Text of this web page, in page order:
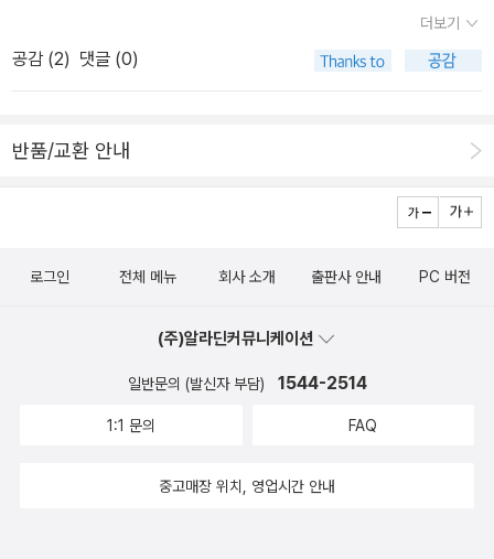
한 자연의 힘이다.'​전세계적으로 열광하는 책이라니 슬프고 기막히기
까지. 이런 책이 올해의 책으로 선정되고...😩😥 정식 리뷰를 써서 내
에너지를 소모해야 하는지. 이걸 다 읽어 말아....휴, 한숨. ​ 2 나 무
관련 책은 꼭 다 읽고 싶다ㅋ!내가 안 가지고 있는 판본 『불안의 서』가
있던 분에겐 더욱 반가울~~~ e book으로 사려고 해도 꽤 고가~배
책들 저 시리즈 중 미셸 우엘벡 첫 소설 『투쟁 영역의 확장』은 예전에
물리학』 완독~ 『보이는 세상은 실재가 아니다』보다 좀 평이했다. 대
중과학서로는 나쁘지 않았다.​밀리의 서재 탐험 순항 중⛴취향 타면
하긴 어렵군. ​ 3한 달 무료로 끝낼 곳이 아니군요. 돈 주고 산 종
있고!앞으로 책 사는 거 줄이고 밀리의 서재 애용을!내 굿즈 탐욕에 위
반가운 일이다. 다만, <정신현상학>의 경우, 노학자가 세 차례나 개
정 번역서를 내는 동안에 젊은전공자들이 한번도 손을 거들지 못했다
것일까?). -그런 가운데, 최근 붐을 이루려는 조짐을 보이는 것이 발
로젝트>(조형준 옮김, 새물결) 1차분 2권이 번역되어 나온 것. 벤야
민은 1980년대 초 프랑크푸르트 학파가 소개되면서 국내에서 연구
자들이 생겨나기 시작했는데, 그 무렵 <발터 벤야민의 문예이론>, <
의 한계를 벗어나지 못한 경우도 있었고, 얼마 후 이러한 번역작업도
빴다. 즉 국내에선 미국을 통해 들어온 벤야민을 맛봐야 했으며, 모더
니티 담론에서 매우 중요한 위치를 점하고 있음에도 신비스럽고 난해
의 모든 사상의 무대이다”라고 말한 13년간의 역작 <아케이드 프로
현대철학자들에 의해서였다. 들뢰즈, 데리다, 푸코 등은 니체를 탈근
대주의(포스트모더니즘)의 기반을 놓은 현대 철학자로 재평가했다.
'니체 다시 읽기'는 프랑스를 넘어 전세계로 확산됐다. 한국 학계와 출
체 전집'의 경우 21권의 방대한 분량이다. 니체 관련 저작 출판의 결
정판이라할 만한 작업이다. 이 전집은 니체 정본으로 평가받는 독일
발터 데 그루이터사가 펴낸 '니체비평전집'을 완역했다. 그동안 번역
라투스트라는 이렇게 말했다' 등 대표작은 재번역했다. 국내에는 니
사가 국내 처음으로 니체전집(전5권)을 출간했고, 이어 82년에 청하
출판사에서 두 번째로 니체전집(전10권)을 펴냈다. 순서로 보면 3번
가장 큰 오류는 '초인'(超人)이란 용어. 모더니즘이 절대성을 강조했
서양의 하느님(神)이 존재한다. 니체는 그 신을 부정했다. 그것은 20
더보기
공감 (2) 댓글 (0)
반품/교환 안내
로그인 전체 메뉴 회사 소개 출판사 안내 PC 버전
(주)알라딘커뮤니케이션
일반문의 (발신자 부담) 1544-2514
1:1 문의 FAQ
중고매장 위치, 영업시간 안내